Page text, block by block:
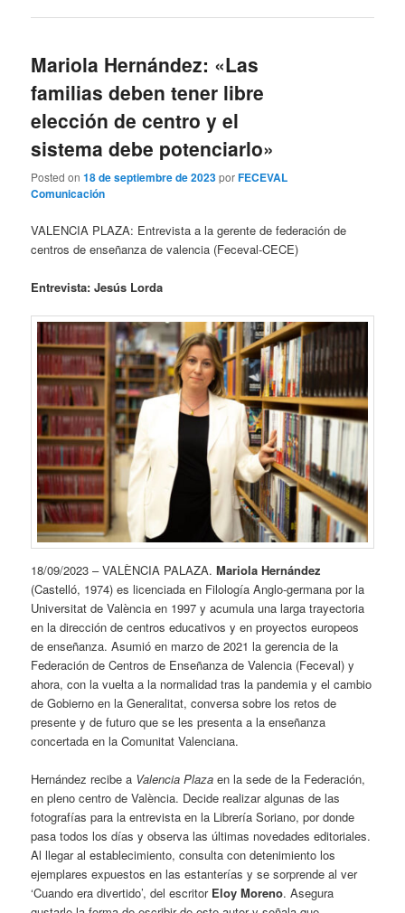
Mariola Hernández: «Las
familias deben tener libre
elección de centro y el
sistema debe potenciarlo»
Posted on18 de septiembre de 2023porFECEVAL
Comunicación
VALENCIA PLAZA: Entrevista a la gerente de federación de
centros de enseñanza de valencia (Feceval-CECE)
Entrevista: Jesús Lorda
18/09/2023 – VALÈNCIA PALAZA.Mariola Hernández
(Castelló, 1974) es licenciada en Filología Anglo-germana por la
Universitat de València en 1997 y acumula una larga trayectoria
en la dirección de centros educativos y en proyectos europeos
de enseñanza. Asumió en marzo de 2021 la gerencia de la
Federación de Centros de Enseñanza de Valencia (Feceval) y
ahora, con la vuelta a la normalidad tras la pandemia y el cambio
de Gobierno en la Generalitat, conversa sobre los retos de
presente y de futuro que se les presenta a la enseñanza
concertada en la Comunitat Valenciana.
Hernández recibe a Valencia Plaza en la sede de la Federación,
en pleno centro de València. Decide realizar algunas de las
fotografías para la entrevista en la Librería Soriano, por donde
pasa todos los días y observa las últimas novedades editoriales.
Al llegar al establecimiento, consulta con detenimiento los
ejemplares expuestos en las estanterías y se sorprende al ver
‘Cuando era divertido’, del escritor Eloy Moreno. Asegura